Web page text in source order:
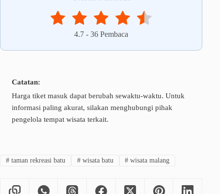
4.7 -36 Pembaca
Catatan:
Harga tiket masuk dapat berubah sewaktu-waktu. Untuk
informasi paling akurat, silakan menghubungi pihak
pengelola tempat wisata terkait.
#taman rekreasi batu #wisata batu # wisata malang